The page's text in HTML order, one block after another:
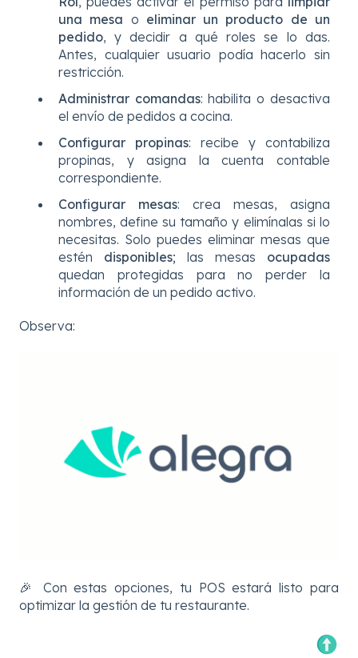
una mesa o eliminar un producto de un
pedido, y decidir a qué roles se lo das.
Antes, cualquier usuario podía hacerlo sin
restricción.
Administrar comandas: habilita o desactiva
el envío de pedidos a cocina.
Configurar propinas: recibe y contabiliza
propinas, y asigna la cuenta contable
correspondiente.
Configurar mesas: crea mesas, asigna
nombres, define su tamaño y elimínalas si lo
necesitas. Solo puedes eliminar mesas que
estén disponibles; las mesas ocupadas
quedan protegidas para no perder la
información de un pedido activo.
Observa:
🎉 Con estas opciones, tu POS estará listo para
optimizar la gestión de tu restaurante.